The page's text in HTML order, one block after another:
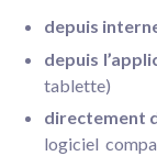
depuis
depuis
tablette)
directement
logiciel